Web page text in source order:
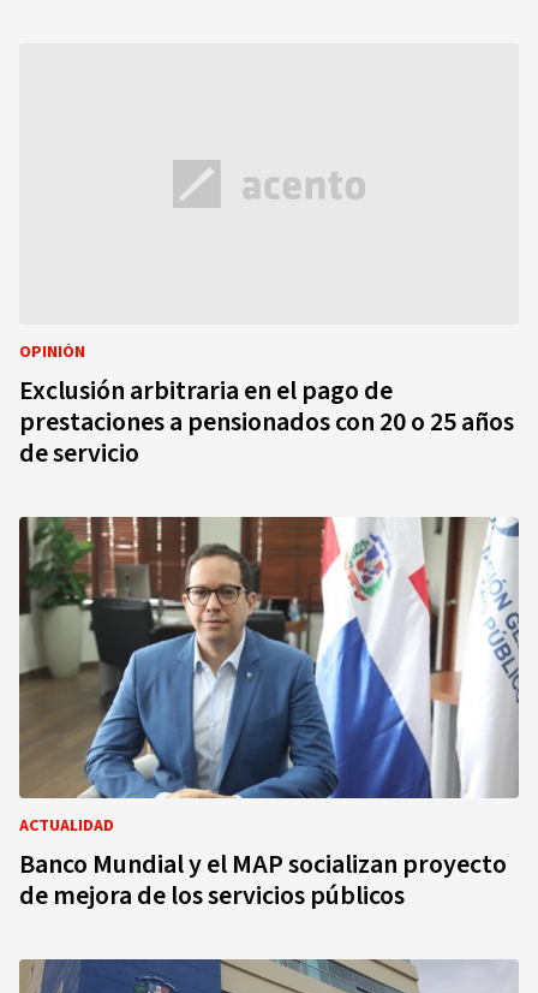
OPINIÓN
Exclusión arbitraria en el pago de
prestaciones a pensionados con 20 o 25 años
de servicio
ACTUALIDAD
Banco Mundial y el MAP socializan proyecto
de mejora de los servicios públicos